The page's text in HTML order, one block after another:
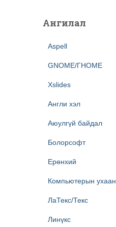
Ангилал
Aspell
GNOME/ГНОМЕ
Xslides
Англи хэл
Аюулгүй байдал
Болорсофт
Ерөнхий
Компьютерын ухаан
ЛаТекс/Текс
Линүкс